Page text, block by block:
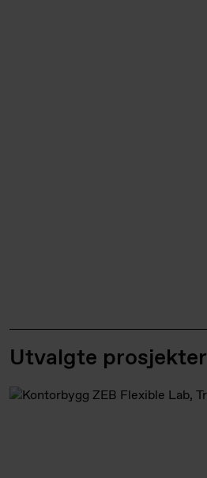
Utvalgte prosjekter